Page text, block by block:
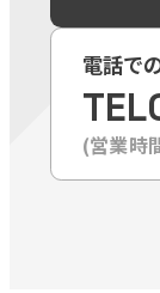
電話で
TEL
(営業時